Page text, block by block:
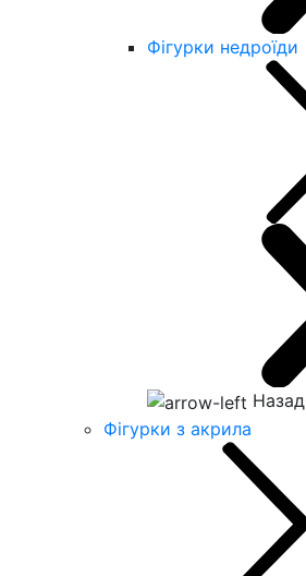
Фігурки недроїди
Назад
Фігурки з акрила